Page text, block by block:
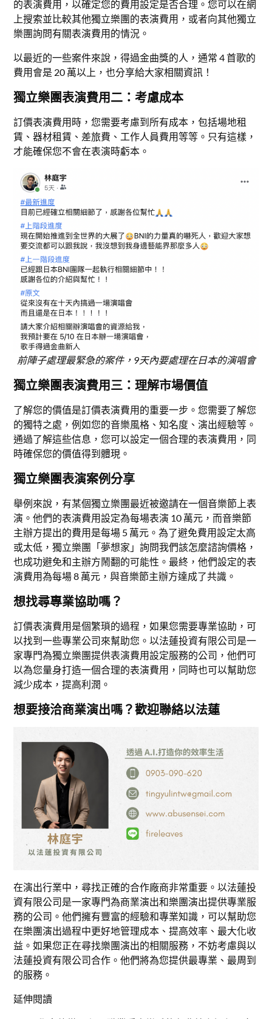
的表演費用，以確定您的費用設定是否合理。您可以在網
上搜索並比較其他獨立樂團的表演費用，或者向其他獨立
樂團詢問有關表演費用的情況。
以最近的一些案件來說，得過金曲獎的人，通常 4 首歌的
費用會是 20 萬以上，也分享給大家相關資訊！
獨立樂團表演費用二：考慮成本
訂價表演費用時，您需要考慮到所有成本，包括場地租
賃、器材租賃、差旅費、工作人員費用等等。只有這樣，
才能確保您不會在表演時虧本。
前陣子處理最緊急的案件，9天內要處理在日本的演唱會
獨立樂團表演費用三：理解市場價值
了解您的價值是訂價表演費用的重要一步。您需要了解您
的獨特之處，例如您的音樂風格、知名度、演出經驗等。
通過了解這些信息，您可以設定一個合理的表演費用，同
時確保您的價值得到體現。
獨立樂團表演案例分享
舉例來說，有某個獨立樂團最近被邀請在一個音樂節上表
演。他們的表演費用設定為每場表演 10 萬元，而音樂節
主辦方提出的費用是每場 5 萬元。為了避免費用設定太高
或太低，獨立樂團「夢想家」詢問我們該怎麼諮詢價格，
也成功避免和主辦方鬧翻的可能性。最終，他們設定的表
演費用為每場 8 萬元，與音樂節主辦方達成了共識。
想找尋專業協助嗎？
訂價表演費用是個繁瑣的過程，如果您需要專業協助，可
以找到一些專業公司來幫助您。以法蓮投資有限公司是一
家專門為獨立樂團提供表演費用設定服務的公司，他們可
以為您量身打造一個合理的表演費用，同時也可以幫助您
減少成本，提高利潤。
想要接洽商業演出嗎？歡迎聯絡以法蓮
在演出行業中，尋找正確的合作廠商非常重要。以法蓮投
資有限公司是一家專門為商業演出和樂團演出提供專業服
務的公司。他們擁有豐富的經驗和專業知識，可以幫助您
在樂團演出過程中更好地管理成本、提高效率、最大化收
益。如果您正在尋找樂團演出的相關服務，不妨考慮與以
法蓮投資有限公司合作。他們將為您提供最專業、最周到
的服務。
延伸閱讀